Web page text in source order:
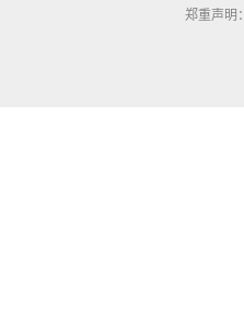
郑重声明：